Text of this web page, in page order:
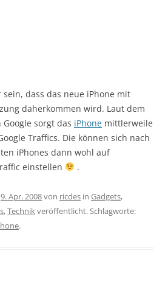
dass das neue iPhone mit
daherkommen wird. Laut dem
sorgt das iPhone mittlerweile
Traffics. Die können sich nach
iPhones dann wohl auf
einstellen
.
9. Apr. 2008von ricdes in Gadgets,
,Technikveröffentlicht. Schlagworte:
.